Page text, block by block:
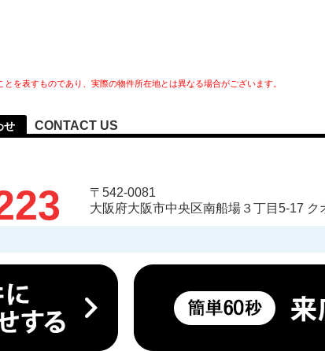
を表すものであり、実際の物件所在地とは異なる場合がございます。
せ CONTACT US
〒542-0081
大阪府大阪市中央区南船場３丁目5-17 ク